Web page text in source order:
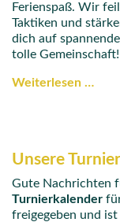
Ferienspaß. Wir
Taktiken und
dich auf
tolle Gemeinschaft!
Weiterlesen …
Unsere
Gute Nachrichten
Turnierkalender
freigegeben und